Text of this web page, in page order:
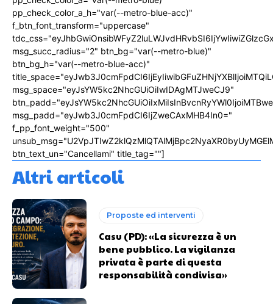
pp_check_color_a_h="var(--metro-blue-acc)"
f_btn_font_transform="uppercase"
msg_succ_radius="2" btn_bg="var(--metro-blue)"
btn_bg_h="var(--metro-blue-acc)"
msg_space="eyJsYW5kc2NhcGUiOiIwIDAgMTJweCJ9"
msg_padd="eyJwb3J0cmFpdCI6IjZweCAxMHB4In0="
f_pp_font_weight="500"
btn_text_un="Cancellami" title_tag=""]
Altri articoli
Proposte ed interventi
Casu (PD): «La sicurezza è un
bene pubblico. La vigilanza
privata è parte di questa
responsabilità condivisa»